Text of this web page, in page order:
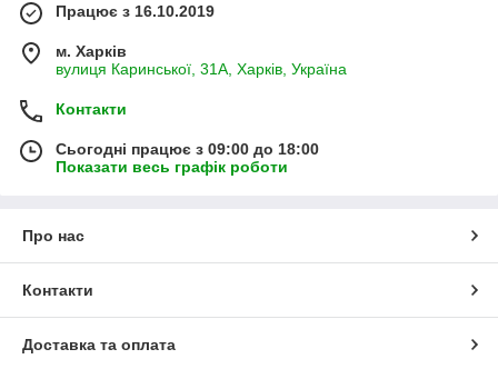
Працює з 16.10.2019
м. Харків
вулиця Каринської, 31А, Харків, Україна
Контакти
Сьогодні працює з 09:00 до 18:00
Показати весь графік роботи
Про нас
Контакти
Доставка та оплата